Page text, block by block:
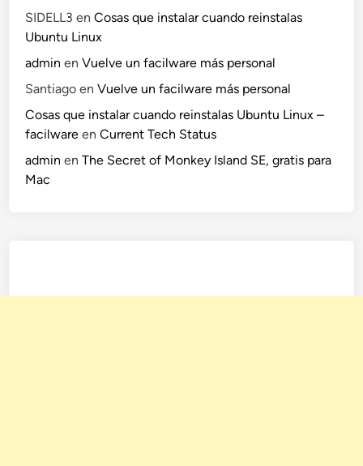
SIDELL3 enCosas que instalar cuando reinstalas
Ubuntu Linux
admin enVuelve un facilware más personal
Santiago enVuelve un facilware más personal
Cosas que instalar cuando reinstalas Ubuntu Linux –
facilware enCurrent Tech Status
admin enThe Secret of Monkey Island SE, gratis para
Mac